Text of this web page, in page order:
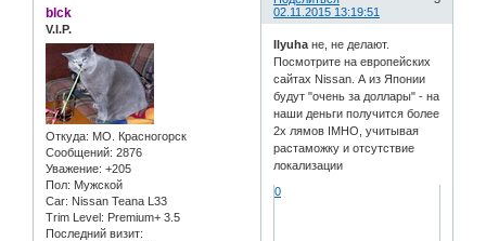
02.11.2015 13:19:51
blck
V.I.P.
Откуда: МО. Красногорск
Сообщений: 2876
Уважение: +205
Пол: Мужской
Car: Nissan Teana L33
Trim Level: Premium+ 3.5
Последний визит:
Ilyuha не, не делают.
Посмотрите на европейских
сайтах Nissan. А из Японии
будут "очень за доллары" - на
наши деньги получится более
2х лямов IMHO, учитывая
растаможку и отсутствие
локализации
0